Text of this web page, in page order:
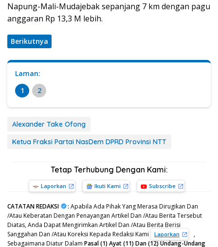
Napung-Mali-Mudajebak sepanjang 7 km dengan pagu
anggaran Rp 13,3 M lebih.
Berikutnya
Laman:
1
2
Alexander Take Ofong
Ketua Fraksi Partai NasDem DPRD Provinsi NTT
Tetap Terhubung Dengan Kami:
Laporkan Ikuti Kami Subscribe
CATATAN REDAKSI : Apabila Ada Pihak Yang Merasa Dirugikan Dan
/Atau Keberatan Dengan Penayangan Artikel Dan /Atau Berita Tersebut
Diatas, Anda Dapat Mengirimkan Artikel Dan /Atau Berita Berisi
Sanggahan Dan /Atau Koreksi Kepada Redaksi Kami
Laporkan
,
Sebagaimana Diatur Dalam Pasal (1) Ayat (11) Dan (12) Undang-Undang